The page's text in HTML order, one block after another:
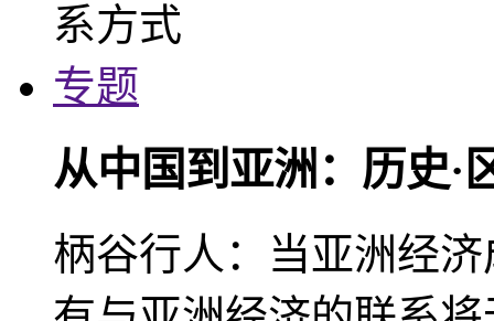
专题
从中国到亚洲：历史·
柄谷行人：当亚洲经